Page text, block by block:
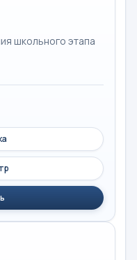
школьного этапа